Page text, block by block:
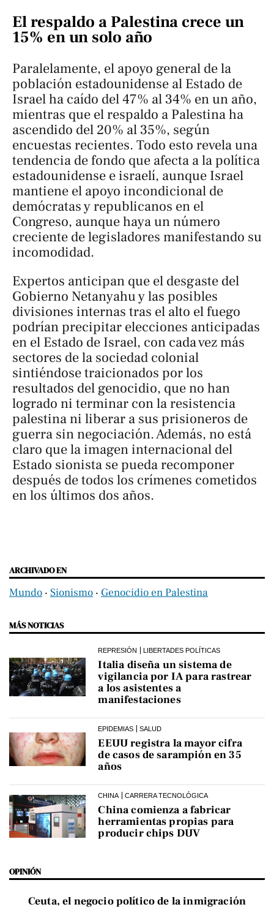
El respaldo a Palestina crece un
15% en un solo año
Paralelamente, el apoyo general de la
población estadounidense al Estado de
Israel ha caído del 47% al 34% en un año,
mientras que el respaldo a Palestina ha
ascendido del 20% al 35%, según
encuestas recientes. Todo esto revela una
tendencia de fondo que afecta a la política
estadounidense e israelí, aunque Israel
mantiene el apoyo incondicional de
demócratas y republicanos en el
Congreso, aunque haya un número
creciente de legisladores manifestando su
incomodidad.
Expertos anticipan que el desgaste del
Gobierno Netanyahu y las posibles
divisiones internas tras el alto el fuego
podrían precipitar elecciones anticipadas
en el Estado de Israel, con cada vez más
sectores de la sociedad colonial
sintiéndose traicionados por los
resultados del genocidio, que no han
logrado ni terminar con la resistencia
palestina ni liberar a sus prisioneros de
guerra sin negociación. Además, no está
claro que la imagen internacional del
Estado sionista se pueda recomponer
después de todos los crímenes cometidos
en los últimos dos años.
ARCHIVADO EN
Mundo ‧ Sionismo ‧ Genocidio en Palestina
MÁS NOTICIAS
REPRESIÓN LIBERTADES POLÍTICAS
Italia diseña un sistema de
vigilancia por IA para rastrear
a los asistentes a
manifestaciones
EPIDEMIAS SALUD
EEUU registra la mayor cifra
de casos de sarampión en 35
años
CHINA CARRERA TECNOLÓGICA
China comienza a fabricar
herramientas propias para
producir chips DUV
OPINIÓN
Ceuta, el negocio político de la inmigración